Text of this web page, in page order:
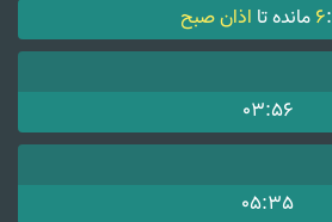
6: مانده تا اذان صبح
03:56
05:35